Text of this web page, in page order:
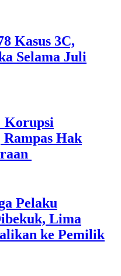
Kasus 3C,
Selama Juli
Korupsi
Hak
Pelaku
Lima
ke Pemilik